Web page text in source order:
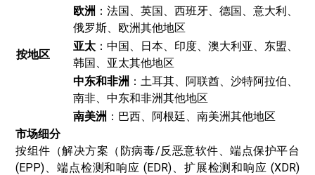
按地区
欧洲 ：法国、英国、西班牙、德国、意大利、
俄罗斯、欧洲其他地区
亚太 ：中国、日本、印度、澳大利亚、东盟、
韩国、亚太其他地区
中东和非洲 ：土耳其、阿联酋、沙特阿拉伯、
南非、中东和非洲其他地区
南美洲 ：巴西、阿根廷、南美洲其他地区
市场细分
按组件（解决方案（防病毒/反恶意软件、端点保护平台
(EPP)、端点检测和响应 (EDR)、扩展检测和响应 (XDR)